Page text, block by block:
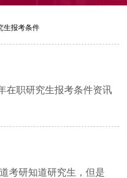
生报考条件
在职研究生报考条件资讯
考研知道研究生，但是